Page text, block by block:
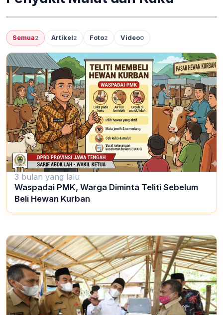
Semua2 Artikel2 Foto2 Video0
3 bulan yang lalu
Waspadai PMK, Warga Diminta Teliti Sebelum
Beli Hewan Kurban